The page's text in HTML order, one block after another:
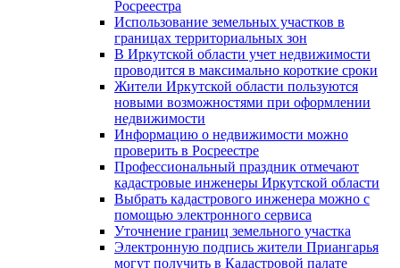
Росреестра
Использование земельных участков в
границах территориальных зон
В Иркутской области учет недвижимости
проводится в максимально короткие сроки
Жители Иркутской области пользуются
новыми возможностями при оформлении
недвижимости
Информацию о недвижимости можно
проверить в Росреестре
Профессиональный праздник отмечают
кадастровые инженеры Иркутской области
Выбрать кадастрового инженера можно с
помощью электронного сервиса
Уточнение границ земельного участка
Электронную подпись жители Приангарья
могут получить в Кадастровой палате